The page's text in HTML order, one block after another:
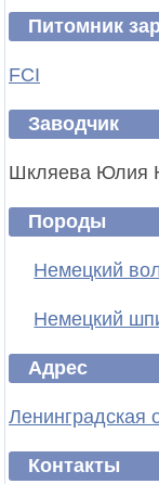
Питомник
FCI
Заводчик
Шкляева Юлия
Породы
Немецкий
Немецкий
Адрес
Ленинградская
Контакты